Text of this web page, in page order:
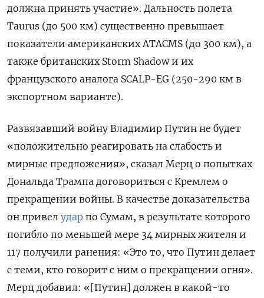
должна принять участие». Дальность полета
Taurus (до 500 км) существенно превышает
показатели американских ATACMS (до 300 км), а
также британских Storm Shadow и их
французского аналога SCALP-EG (250-290 км в
экспортном варианте).
Развязавший войну Владимир Путин не будет
«положительно реагировать на слабость и
мирные предложения», сказал Мерц о попытках
Дональда Трампа договориться с Кремлем о
прекращении войны. В качестве доказательства
он привел удар по Сумам, в результате которого
погибло по меньшей мере 34 мирных жителя и
117 получили ранения: «Это то, что Путин делает
с теми, кто говорит с ним о прекращении огня».
Мерц добавил: «[Путин] должен в какой-то